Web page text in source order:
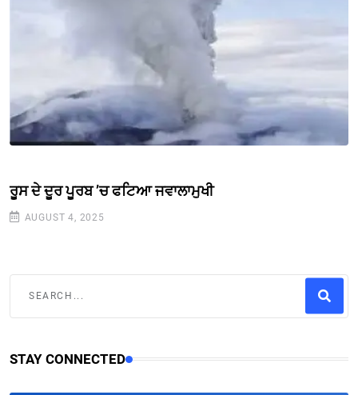
ਰੂਸ ਦੇ ਦੂਰ ਪੂਰਬ ’ਚ ਫਟਿਆ ਜਵਾਲਾਮੁਖੀ
AUGUST 4, 2025
STAY CONNECTED